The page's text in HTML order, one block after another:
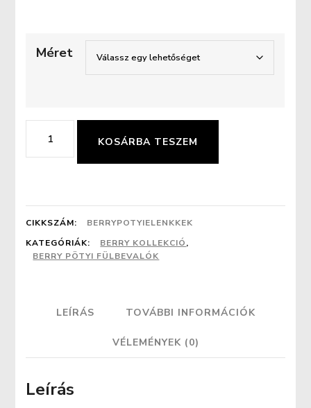
Méret
Élénk
kék
mennyiség
KOSÁRBA TESZEM
CIKKSZÁM:
BERRYPOTYIELENKKEK
KATEGÓRIÁK:
BERRY KOLLEKCIÓ,
BERRY PÖTYI FÜLBEVALÓK
LEÍRÁS TOVÁBBI INFORMÁCIÓK
VÉLEMÉNYEK (0)
Leírás